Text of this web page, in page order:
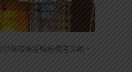
落榜後逆轉勝備考策略。